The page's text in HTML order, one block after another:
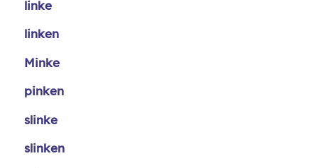
linke
linken
Minke
pinken
slinke
slinken